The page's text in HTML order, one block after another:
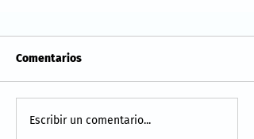
Comentarios
Escribir un comentario...